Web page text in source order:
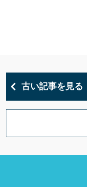
古い記事を見る